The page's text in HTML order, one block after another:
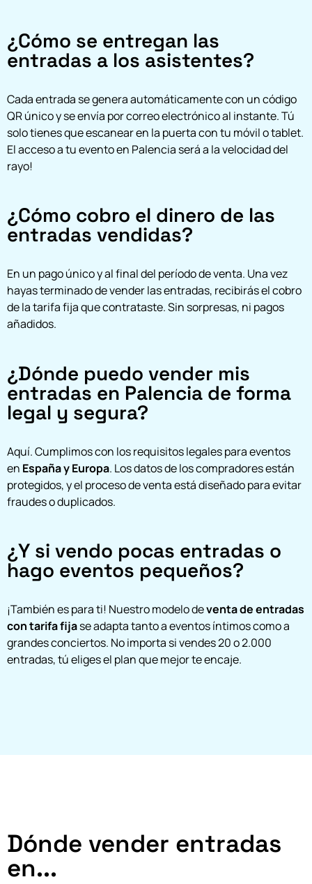
¿Cómo se entregan las
entradas a los asistentes?
Cada entrada se genera automáticamente con un código
QR único y se envía por correo electrónico al instante. Tú
solo tienes que escanear en la puerta con tu móvil o tablet.
El acceso a tu evento en Palencia será a la velocidad del
rayo!
¿Cómo cobro el dinero de las
entradas vendidas?
En un pago único y al final del período de venta. Una vez
hayas terminado de vender las entradas, recibirás el cobro
de la tarifa fija que contrataste. Sin sorpresas, ni pagos
añadidos.
¿Dónde puedo vender mis
entradas en Palencia de forma
legal y segura?
Aquí. Cumplimos con los requisitos legales para eventos
en España y Europa. Los datos de los compradores están
protegidos, y el proceso de venta está diseñado para evitar
fraudes o duplicados.
¿Y si vendo pocas entradas o
hago eventos pequeños?
¡También es para ti! Nuestro modelo deventa de entradas
con tarifa fijase adapta tanto a eventos íntimos como a
grandes conciertos. No importa si vendes 20 o 2.000
entradas, tú eliges el plan que mejor te encaje.
Dónde vender entradas
en...